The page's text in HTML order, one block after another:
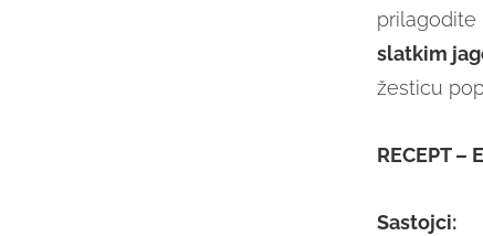
prilagodite
slatkim
žesticu
RECEPT –
Sastojci: